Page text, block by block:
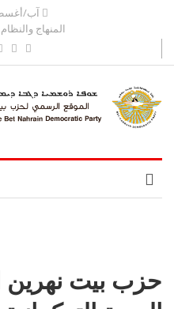
آب/أغسطس
المنهاج
حزب بيت نهرين